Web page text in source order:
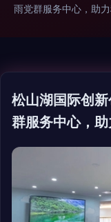
雨党群服务中心，助
松山湖国际创
群服务中心，